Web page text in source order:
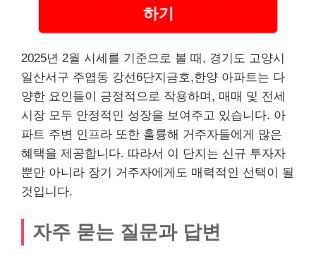
하기
2025년 2월 시세를 기준으로 볼 때, 경기도 고양시
일산서구 주엽동 강선6단지금호,한양 아파트는 다
양한 요인들이 긍정적으로 작용하며, 매매 및 전세
시장 모두 안정적인 성장을 보여주고 있습니다. 아
파트 주변 인프라 또한 훌륭해 거주자들에게 많은
혜택을 제공합니다. 따라서 이 단지는 신규 투자자
뿐만 아니라 장기 거주자에게도 매력적인 선택이 될
것입니다.
자주 묻는 질문과 답변